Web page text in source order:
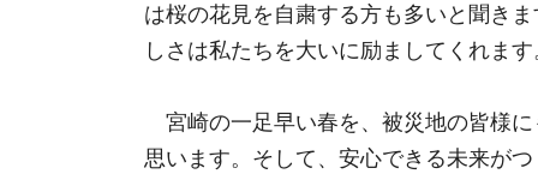
は桜の花見を自粛する方も多いと聞き
しさは私たちを大いに励ましてくれます
宮崎の一足早い春を、被災地の皆様
思います。そして、安心できる未来が